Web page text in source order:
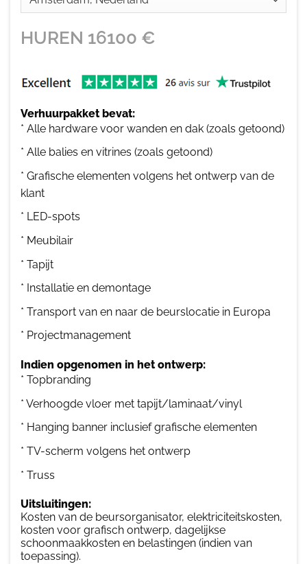
HUREN 16100 €
Verhuurpakket bevat:
* Alle hardware voor wanden en dak (zoals getoond)
* Alle balies en vitrines (zoals getoond)
* Grafische elementen volgens het ontwerp van de
klant
* LED-spots
* Meubilair
* Tapijt
* Installatie en demontage
* Transport van en naar de beurslocatie in Europa
* Projectmanagement
Indien opgenomen in het ontwerp:
* Topbranding
* Verhoogde vloer met tapijt/laminaat/vinyl
* Hanging banner inclusief grafische elementen
* TV-scherm volgens het ontwerp
* Truss
Uitsluitingen:
Kosten van de beursorganisator, elektriciteitskosten,
kosten voor grafisch ontwerp, dagelijkse
schoonmaakkosten en belastingen (indien van
toepassing).